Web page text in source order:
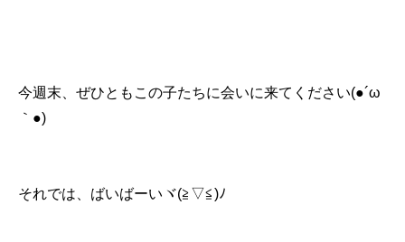
今週末、ぜひともこの子たちに会いに来てください(●´ω
｀●)
それでは、ばいばーいヾ(≧▽≦)ﾉ